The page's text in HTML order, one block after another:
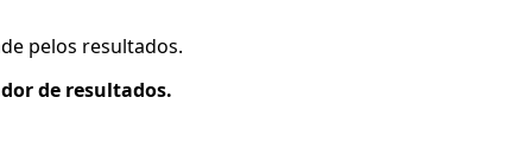
pelos resultados.
de resultados.